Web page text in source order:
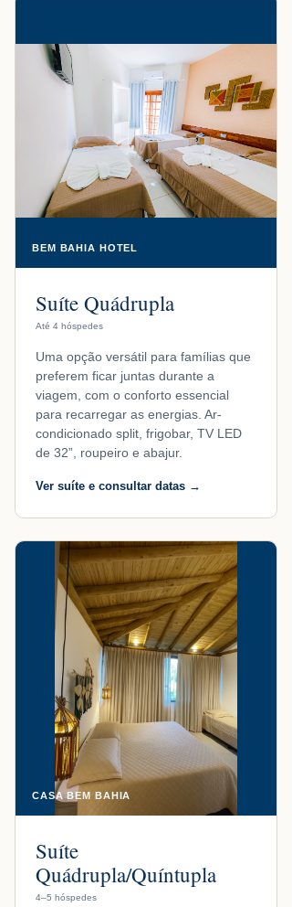
BEM BAHIA HOTEL
Suíte Quádrupla
Até 4 hóspedes
Uma opção versátil para famílias que
preferem ficar juntas durante a
viagem, com o conforto essencial
para recarregar as energias. Ar-
condicionado split, frigobar, TV LED
de 32”, roupeiro e abajur.
Ver suíte e consultar datas →
CASA BEM BAHIA
Suíte
Quádrupla/Quíntupla
4–5 hóspedes